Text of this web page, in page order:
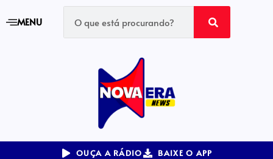
MENU
OUÇA A RÁDIO BAIXE O APP